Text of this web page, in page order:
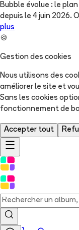
Bubble évolue : le
depuis le 4 juin 2026.
plus
🍪
Gestion des cookies
Nous utilisons des
améliorer le site et
Sans les cookies
fonctionnement de
Accepter tout